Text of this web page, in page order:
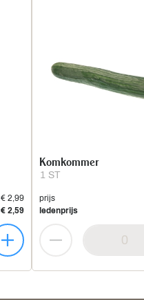
€ 2,99
€ 2,59
1 ST
Komkommer
prijs
ledenprijs